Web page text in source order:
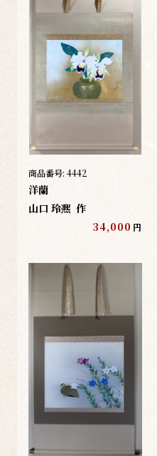
商品番号: 4442
洋蘭
山口 玲凞 作
34,000 円